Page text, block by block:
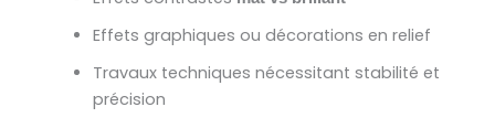
Effets graphiques ou décorations en relief
Travaux techniques nécessitant stabilité et
précision